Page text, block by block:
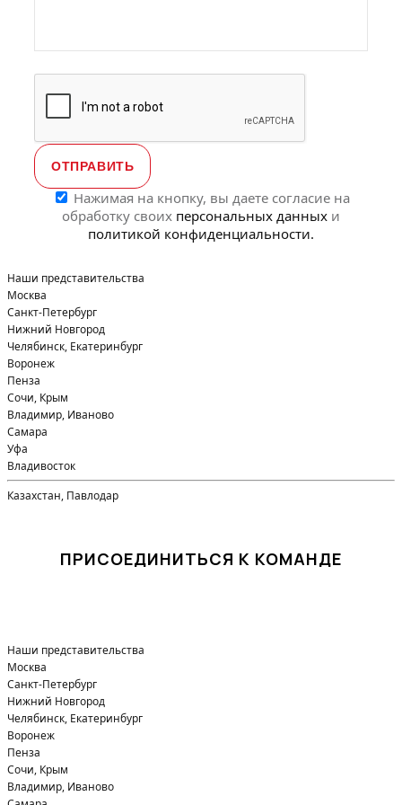
данных
Нажимая на кнопку, вы даете согласие на
обработку своих персональных данных и
политикой конфиденциальности.
Наши представительства
Москва
Санкт-Петербург
Нижний Новгород
Челябинск, Екатеринбург
Воронеж
Пенза
Сочи, Крым
Владимир, Иваново
Самара
Уфа
Владивосток
Казахстан, Павлодар
ПРИСОЕДИНИТЬСЯ К КОМАНДЕ
Наши представительства
Москва
Санкт-Петербург
Нижний Новгород
Челябинск, Екатеринбург
Воронеж
Пенза
Сочи, Крым
Владимир, Иваново